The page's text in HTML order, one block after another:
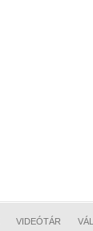
VIDEÓTÁR